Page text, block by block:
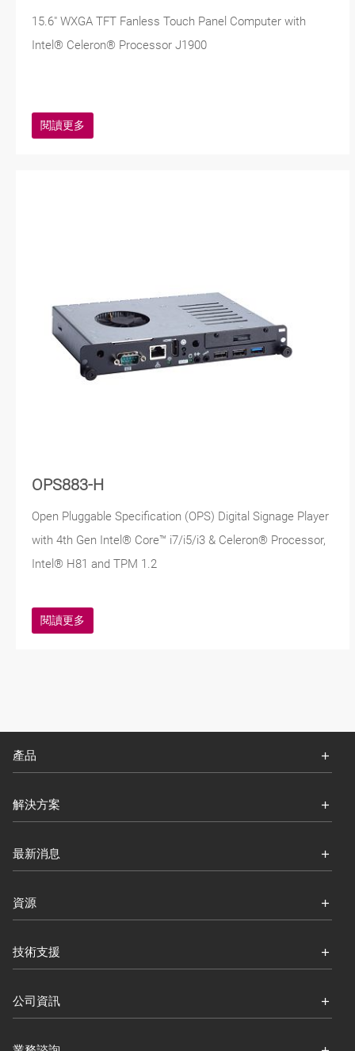
15.6" WXGA TFT Fanless Touch Panel Computer with
Intel® Celeron® Processor J1900
閱讀更多
OPS883-H
Open Pluggable Specification (OPS) Digital Signage Player
with 4th Gen Intel® Core™ i7/i5/i3 & Celeron® Processor,
Intel® H81 and TPM 1.2
閱讀更多
產品
解決方案
最新消息
資源
技術支援
公司資訊